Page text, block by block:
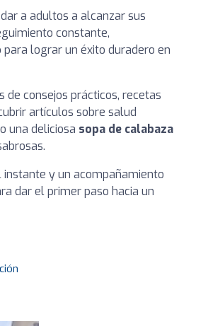
a adultos a alcanzar sus
constante,
lograr un éxito duradero en
de consejos prácticos, recetas
artículos sobre salud
una deliciosa sopa de calabaza
instante y un acompañamiento
dar el primer paso hacia un